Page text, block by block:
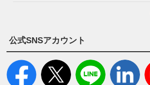
公式SNSアカウント